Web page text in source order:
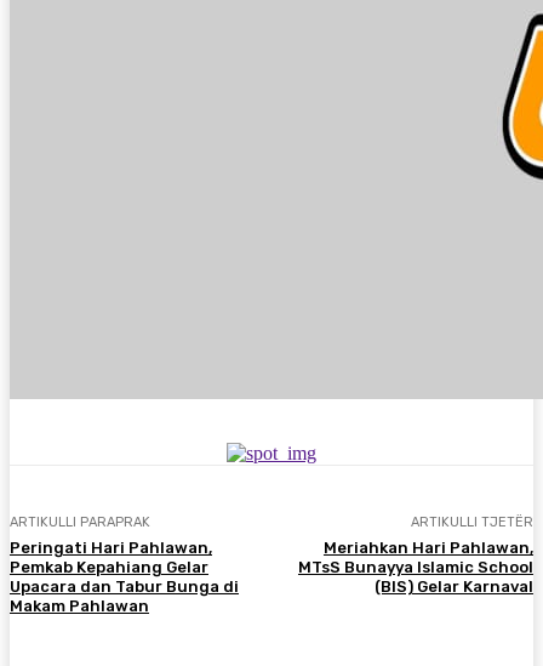
ARTIKULLI PARAPRAK
Peringati Hari Pahlawan,
Pemkab Kepahiang Gelar
Upacara dan Tabur Bunga di
Makam Pahlawan
ARTIKULLI TJETËR
Meriahkan Hari Pahlawan,
MTsS Bunayya Islamic School
(BIS) Gelar Karnaval